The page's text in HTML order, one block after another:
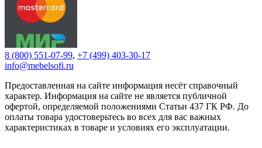
8 (800) 551-07-99, +7 (499) 403-30-17
info@mebelsofi.ru
Предоставленная на сайте информация несёт справочный
характер. Информация на сайте не является публичной
офертой, определяемой положениями Статьи 437 ГК РФ. До
оплаты товара удостоверьтесь во всех для вас важных
характеристиках в товаре и условиях его эксплуатации.